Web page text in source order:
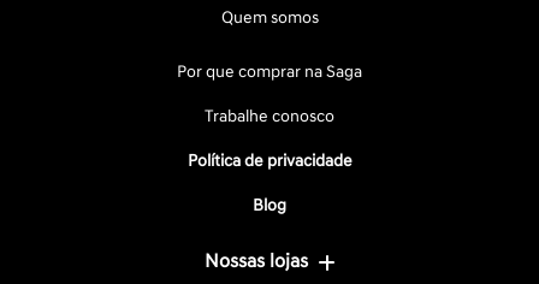
Quem somos
Por que comprar na Saga
Trabalhe conosco
Política de privacidade
Blog
Nossas lojas